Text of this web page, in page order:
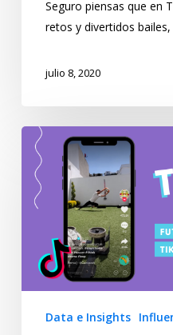
Seguro piensas que en
retos y divertidos
julio 8, 2020
Data e Insights